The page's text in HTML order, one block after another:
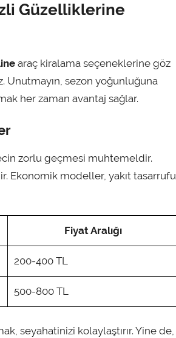
Güzelliklerine
araç kiralama seçeneklerine göz
Unutmayın, sezon yoğunluğuna
her zaman avantaj sağlar.
zorlu geçmesi muhtemeldir.
Ekonomik modeller, yakıt tasarrufu
Fiyat Aralığı
200-400 TL
500-800 TL
seyahatinizi kolaylaştırır. Yine de,